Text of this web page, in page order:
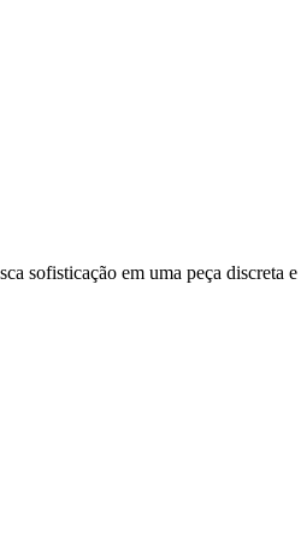
sofisticação em uma peça discreta e